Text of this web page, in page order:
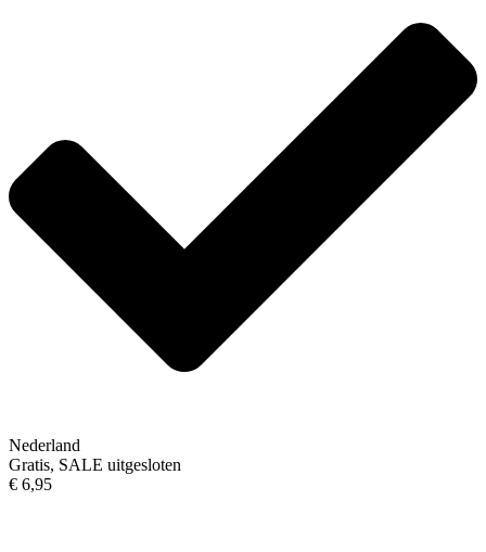
Nederland
Gratis, SALE uitgesloten
€ 6,95